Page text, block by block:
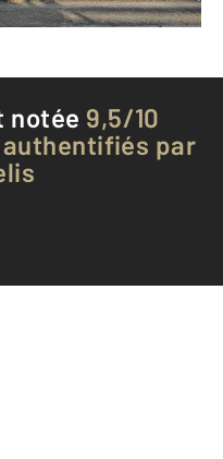
à l'agence
notée 9,5/10
par
clients